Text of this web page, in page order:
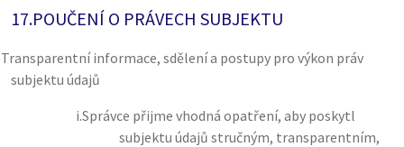
17.POUČENÍ O PRÁVECH SUBJEKTU
Transparentní informace, sdělení a postupy pro výkon práv
subjektu údajů
i.Správce přijme vhodná opatření, aby poskytl
subjektu údajů stručným, transparentním,